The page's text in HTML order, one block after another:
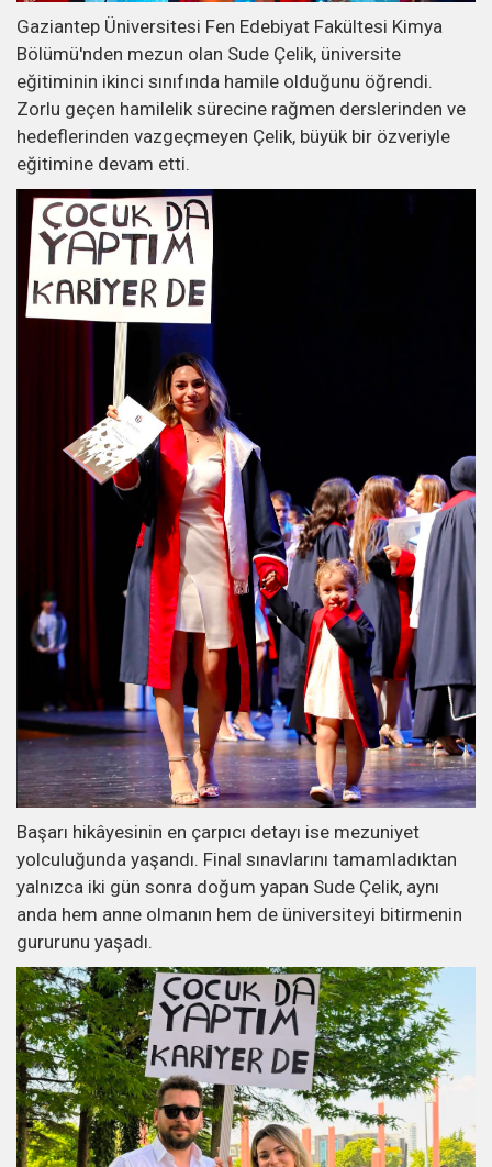
Gaziantep Üniversitesi Fen Edebiyat Fakültesi Kimya
Bölümü'nden mezun olan Sude Çelik, üniversite
eğitiminin ikinci sınıfında hamile olduğunu öğrendi.
Zorlu geçen hamilelik sürecine rağmen derslerinden ve
hedeflerinden vazgeçmeyen Çelik, büyük bir özveriyle
eğitimine devam etti.
Başarı hikâyesinin en çarpıcı detayı ise mezuniyet
yolculuğunda yaşandı. Final sınavlarını tamamladıktan
yalnızca iki gün sonra doğum yapan Sude Çelik, aynı
anda hem anne olmanın hem de üniversiteyi bitirmenin
gururunu yaşadı.